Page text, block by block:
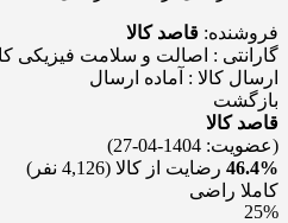
فروشنده: قاصد کالا
گارانتی : اصالت و سلامت فيزيکی
ارسال کالا : آماده ارسال
بازگشت
قاصد کالا
(عضویت: 1404-04-27)
46.4% رضایت از کالا (4,126 نفر)
کاملا راضی
25%